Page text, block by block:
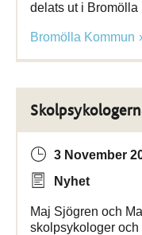
delats ut i
Bromölla Kommun
3 November
Nyhet
Maj Sjögren och
skolpsykologer och